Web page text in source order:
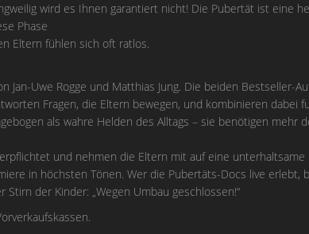
wird es Ihnen garantiert nicht! Die Pubertät ist eine
Phase
Eltern fühlen sich oft ratlos.
Uwe Rogge und Matthias Jung. Die beiden Bestseller-
Fragen, die Eltern bewegen, und kombinieren dabei
als wahre Helden des Alltags – sie benötigen
und nehmen die Eltern mit auf eine
in höchsten Tönen. Wer die Pubertäts-Docs live erlebt,
der Kinder: „Wegen Umbau geschlossen!“